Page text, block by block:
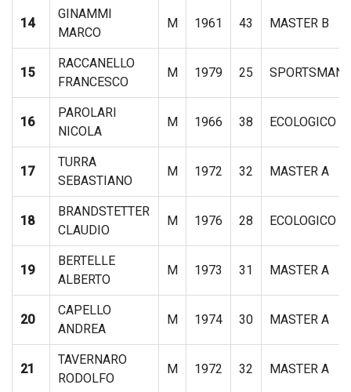
14
GINAMMI
MARCO
M 1961 43 MASTER B
15
RACCANELLO
FRANCESCO
M 1979 25 SPORTSMAN
16
PAROLARI
NICOLA
M 1966 38 ECOLOGICO
17
TURRA
SEBASTIANO
M 1972 32 MASTER A
18
BRANDSTETTER
CLAUDIO
M 1976 28 ECOLOGICO
19
BERTELLE
ALBERTO
M 1973 31 MASTER A
20
CAPELLO
ANDREA
M 1974 30 MASTER A
21
TAVERNARO
RODOLFO
M 1972 32 MASTER A